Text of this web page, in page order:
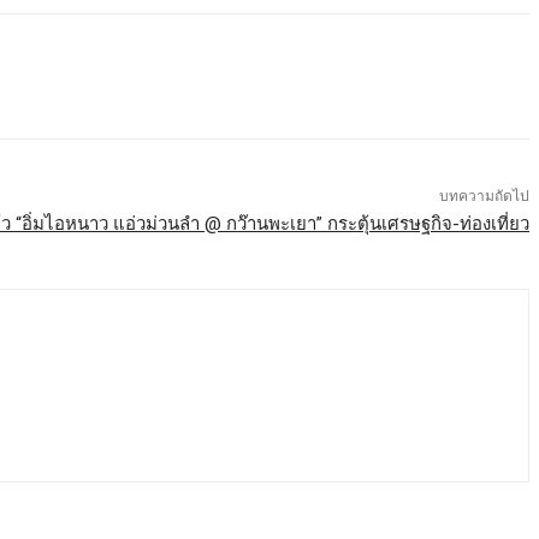
บทความถัดไป
“อิ่มไอหนาว แอ่วม่วนลำ @ กว๊านพะเยา” กระตุ้นเศรษฐกิจ-ท่องเที่ยว